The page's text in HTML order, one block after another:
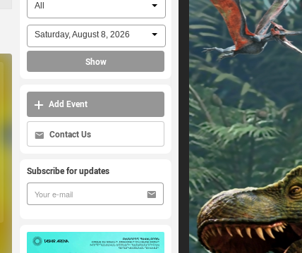
All
Saturday, August 8, 2026
Show
Add Event
Contact Us
Subscribe for updates